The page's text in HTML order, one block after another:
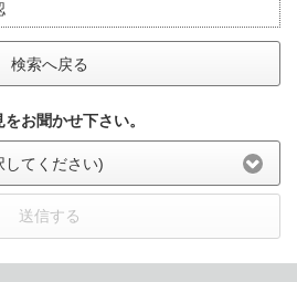
検索へ戻る
お聞かせ下さい。
してください)
送信する